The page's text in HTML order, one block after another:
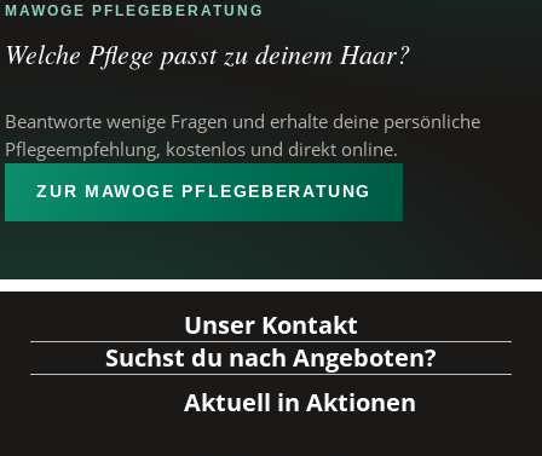
MAWOGE PFLEGEBERATUNG
Welche Pflege passt zu deinem Haar?
Beantworte wenige Fragen und erhalte deine persönliche
Pflegeempfehlung, kostenlos und direkt online.
ZUR MAWOGE PFLEGEBERATUNG
Unser Kontakt
Suchst du nach Angeboten?
Aktuell in Aktionen